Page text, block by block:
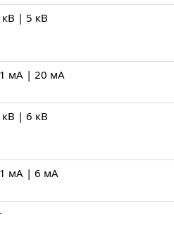
кВ | 5 кВ
мА | 20 мА
кВ | 6 кВ
мА | 6 мА